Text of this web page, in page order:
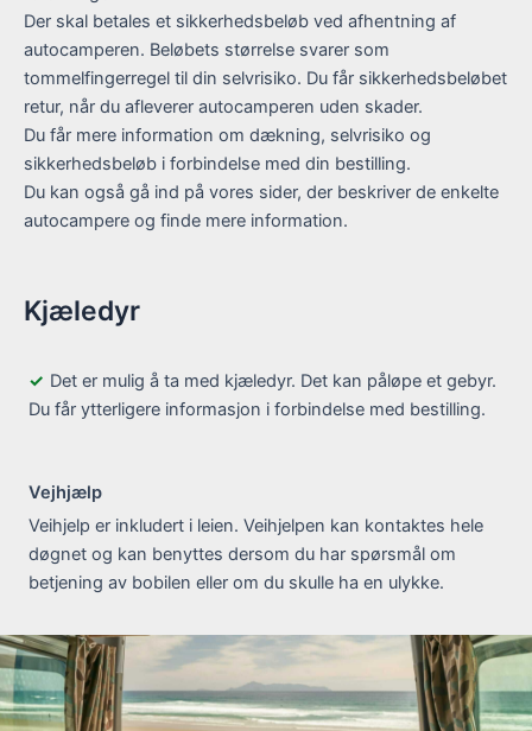
Der skal betales et sikkerhedsbeløb ved afhentning af
autocamperen. Beløbets størrelse svarer som
tommelfingerregel til din selvrisiko. Du får sikkerhedsbeløbet
retur, når du afleverer autocamperen uden skader.
Du får mere information om dækning, selvrisiko og
sikkerhedsbeløb i forbindelse med din bestilling.
Du kan også gå ind på vores sider, der beskriver de enkelte
autocampere og finde mere information.
Kjæledyr
Det er mulig å ta med kjæledyr. Det kan påløpe et gebyr.
Du får ytterligere informasjon i forbindelse med bestilling.
Vejhjælp
Veihjelp er inkludert i leien. Veihjelpen kan kontaktes hele
døgnet og kan benyttes dersom du har spørsmål om
betjening av bobilen eller om du skulle ha en ulykke.